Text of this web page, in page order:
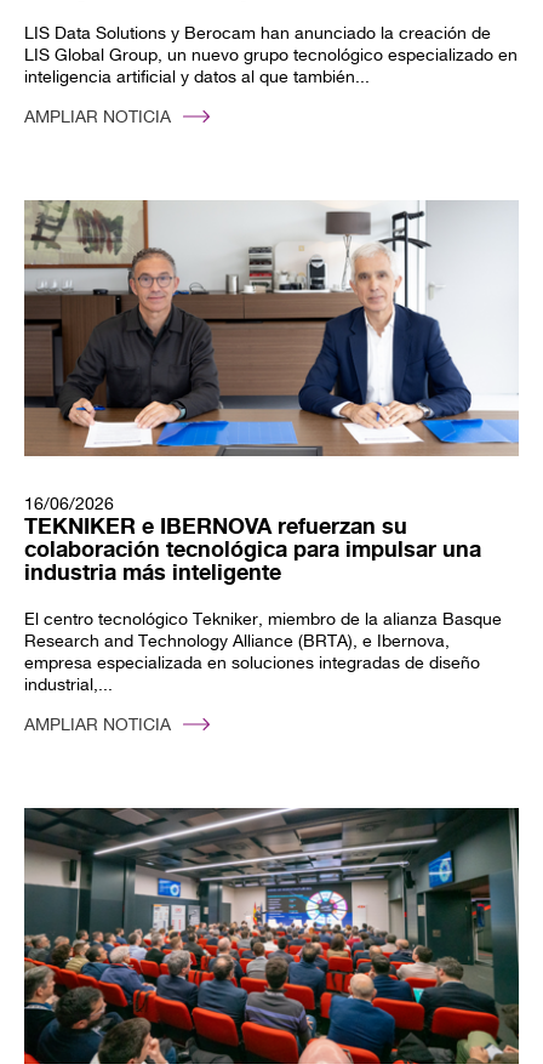
LIS Data Solutions y Berocam han anunciado la creación de
LIS Global Group, un nuevo grupo tecnológico especializado en
inteligencia artificial y datos al que también...
AMPLIAR NOTICIA
16/06/2026
TEKNIKER e IBERNOVA refuerzan su
colaboración tecnológica para impulsar una
industria más inteligente
El centro tecnológico Tekniker, miembro de la alianza Basque
Research and Technology Alliance (BRTA), e Ibernova,
empresa especializada en soluciones integradas de diseño
industrial,...
AMPLIAR NOTICIA